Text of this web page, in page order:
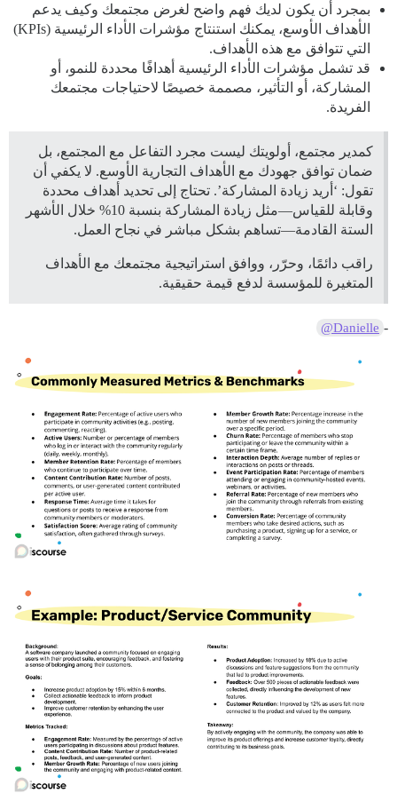
بمجرد أن يكون لديك فهم واضح لغرض مجتمعك وكيف يدعم
الأهداف الأوسع، يمكنك استنتاج مؤشرات الأداء الرئيسية (KPIs)
التي تتوافق مع هذه الأهداف.
قد تشمل مؤشرات الأداء الرئيسية أهدافًا محددة للنمو، أو
المشاركة، أو التأثير، مصممة خصيصًا لاحتياجات مجتمعك
الفريدة.
كمدير مجتمع، أولويتك ليست مجرد التفاعل مع المجتمع، بل
ضمان توافق جهودك مع الأهداف التجارية الأوسع. لا يكفي أن
تقول: ‘أريد زيادة المشاركة’. تحتاج إلى تحديد أهداف محددة
وقابلة للقياس—مثل زيادة المشاركة بنسبة 10% خلال الأشهر
الستة القادمة—تساهم بشكل مباشر في نجاح العمل.
راقب دائمًا، وحرّر، ووافق استراتيجية مجتمعك مع الأهداف
المتغيرة للمؤسسة لدفع قيمة حقيقية.
-
@Danielle